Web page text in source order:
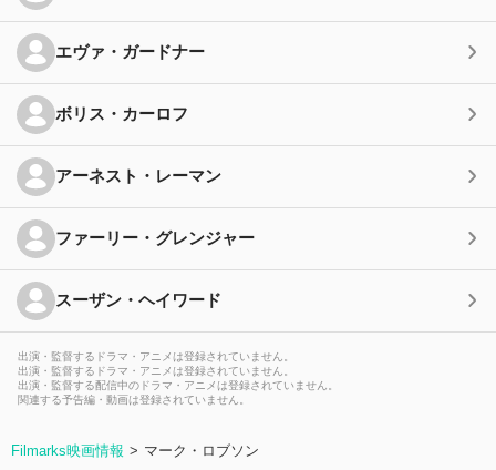
エヴァ・ガードナー
ボリス・カーロフ
アーネスト・レーマン
ファーリー・グレンジャー
スーザン・ヘイワード
出演・監督するドラマ・アニメは登録されていません。
出演・監督するドラマ・アニメは登録されていません。
出演・監督する配信中のドラマ・アニメは登録されていません。
関連する予告編・動画は登録されていません。
Filmarks映画情報 マーク・ロブソン